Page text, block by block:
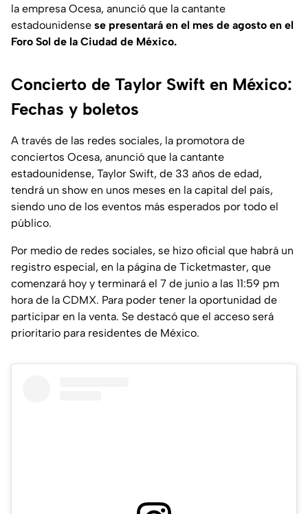
la empresa Ocesa, anunció que la cantante
estadounidense se presentará en el mes de agosto en el
Foro Sol de la Ciudad de México.
Concierto de Taylor Swift en México:
Fechas y boletos
A través de las redes sociales, la promotora de
conciertos Ocesa, anunció que la cantante
estadounidense, Taylor Swift, de 33 años de edad,
tendrá un show en unos meses en la capital del país,
siendo uno de los eventos más esperados por todo el
público.
Por medio de redes sociales, se hizo oficial que habrá un
registro especial, en la página de Ticketmaster, que
comenzará hoy y terminará el 7 de junio a las 11:59 pm
hora de la CDMX. Para poder tener la oportunidad de
participar en la venta. Se destacó que el acceso será
prioritario para residentes de México.